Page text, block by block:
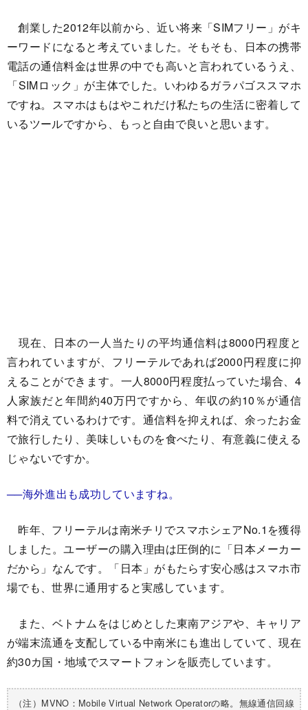
創業した2012年以前から、近い将来「SIMフリー」がキ
ーワードになると考えていました。そもそも、日本の携帯
電話の通信料金は世界の中でも高いと言われているうえ、
「SIMロック」が主体でした。いわゆるガラパゴススマホ
ですね。スマホはもはやこれだけ私たちの生活に密着して
いるツールですから、もっと自由で良いと思います。
現在、日本の一人当たりの平均通信料は8000円程度と
言われていますが、フリーテルであれば2000円程度に抑
えることができます。一人8000円程度払っていた場合、4
人家族だと年間約40万円ですから、年収の約10％が通信
料で消えているわけです。通信料を抑えれば、余ったお金
で旅行したり、美味しいものを食べたり、有意義に使える
じゃないですか。
──海外進出も成功していますね。
昨年、フリーテルは南米チリでスマホシェアNo.1を獲得
しました。ユーザーの購入理由は圧倒的に「日本メーカー
だから」なんです。「日本」がもたらす安心感はスマホ市
場でも、世界に通用すると実感しています。
また、ベトナムをはじめとした東南アジアや、キャリア
が端末流通を支配している中南米にも進出していて、現在
約30カ国・地域でスマートフォンを販売しています。
（注）MVNO：Mobile Virtual Network Operatorの略。無線通信回線